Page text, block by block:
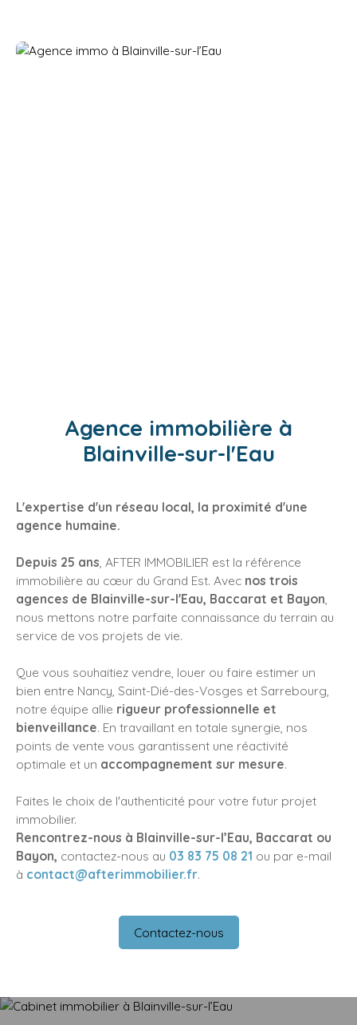
Agence immobilière à
Blainville-sur-l'Eau
L'expertise d'un réseau local, la proximité d'une
agence humaine.
Depuis 25 ans, AFTER IMMOBILIER est la référence
immobilière au cœur du Grand Est. Avec nos trois
agences de Blainville-sur-l'Eau, Baccarat et Bayon,
nous mettons notre parfaite connaissance du terrain au
service de vos projets de vie.
Que vous souhaitiez vendre, louer ou faire estimer un
bien entre Nancy, Saint-Dié-des-Vosges et Sarrebourg,
notre équipe allie rigueur professionnelle et
bienveillance. En travaillant en totale synergie, nos
points de vente vous garantissent une réactivité
optimale et un accompagnement sur mesure.
Faites le choix de l'authenticité pour votre futur projet
immobilier.
Rencontrez-nous à Blainville-sur-l’Eau, Baccarat ou
Bayon, contactez-nous au 03 83 75 08 21 ou par e-mail
à contact@afterimmobilier.fr.
Contactez-nous